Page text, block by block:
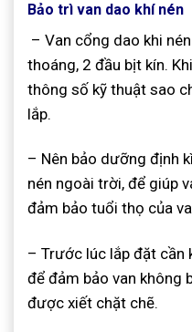
Bảo trì van dao khí nén
– Van cổng dao khi
thoáng, 2 đầu bịt kín.
thông số kỹ thuật sao
lắp.
– Nên bảo dưỡng định
nén ngoài trời, để giúp
đảm bảo tuổi thọ của
– Trước lúc lắp đặt cần
để đảm bảo van không
được xiết chặt chẽ.